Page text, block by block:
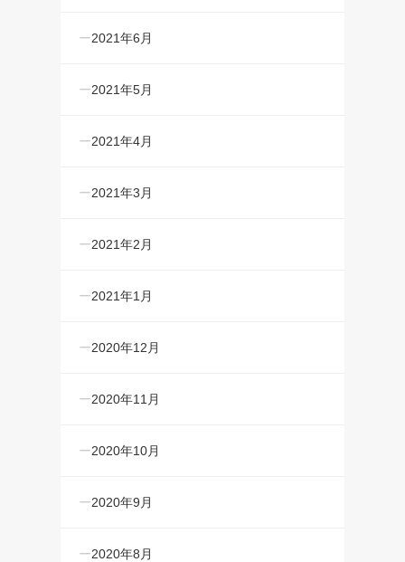
2021年6月
2021年5月
2021年4月
2021年3月
2021年2月
2021年1月
2020年12月
2020年11月
2020年10月
2020年9月
2020年8月